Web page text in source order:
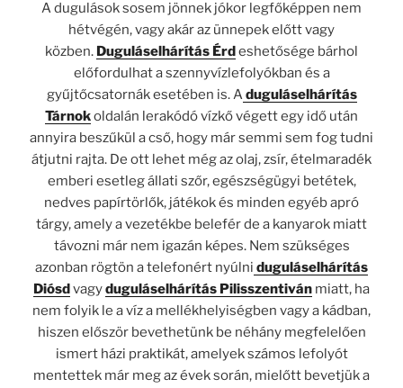
A dugulások sosem jönnek jókor legfőképpen nem
hétvégén, vagy akár az ünnepek előtt vagy
közben. Duguláselhárítás Érdeshetősége bárhol
előfordulhat a szennyvízlefolyókban és a
gyűjtőcsatornák esetében is. Aduguláselhárítás
Tárnokoldalán lerakódó vízkő végett egy idő után
annyira beszűkül a cső, hogy már semmi sem fog tudni
átjutni rajta. De ott lehet még az olaj, zsír, ételmaradék
emberi esetleg állati szőr, egészségügyi betétek,
nedves papírtörlők, játékok és minden egyéb apró
tárgy, amely a vezetékbe belefér de a kanyarok miatt
távozni már nem igazán képes. Nem szükséges
azonban rögtön a telefonért nyúlni duguláselhárítás
Diósdvagyduguláselhárítás Pilisszentiván miatt, ha
nem folyik le a víz a mellékhelyiségben vagy a kádban,
hiszen először bevethetünk be néhány megfelelően
ismert házi praktikát, amelyek számos lefolyót
mentettek már meg az évek során, mielőtt bevetjük a